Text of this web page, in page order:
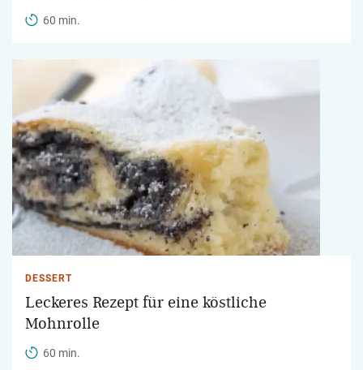
60 min.
DESSERT
Leckeres Rezept für eine köstliche
Mohnrolle
60 min.